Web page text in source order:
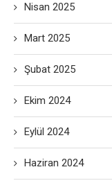
Nisan 2025
Mart 2025
Şubat 2025
Ekim 2024
Eylül 2024
Haziran 2024